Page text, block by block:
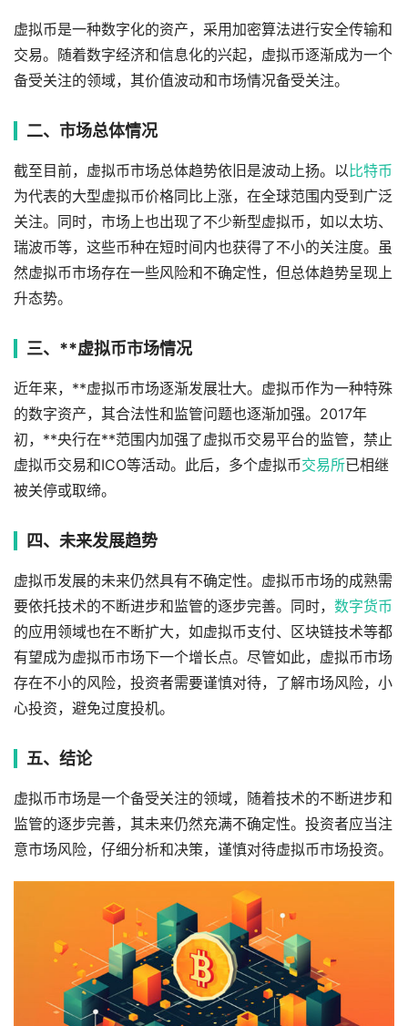
虚拟币是一种数字化的资产，采用加密算法进行安全传输和
交易。随着数字经济和信息化的兴起，虚拟币逐渐成为一个
备受关注的领域，其价值波动和市场情况备受关注。
二、市场总体情况
截至目前，虚拟币市场总体趋势依旧是波动上扬。以 比特币
为代表的大型虚拟币价格同比上涨，在全球范围内受到广泛
关注。同时，市场上也出现了不少新型虚拟币，如以太坊、
瑞波币等，这些币种在短时间内也获得了不小的关注度。虽
然虚拟币市场存在一些风险和不确定性，但总体趋势呈现上
升态势。
三、**虚拟币市场情况
近年来，**虚拟币市场逐渐发展壮大。虚拟币作为一种特殊
的数字资产，其合法性和监管问题也逐渐加强。2017年
初，**央行在**范围内加强了虚拟币交易平台的监管，禁止
虚拟币交易和ICO等活动。此后，多个虚拟币交易所已相继
被关停或取缔。
四、未来发展趋势
虚拟币发展的未来仍然具有不确定性。虚拟币市场的成熟需
要依托技术的不断进步和监管的逐步完善。同时， 数字货币
的应用领域也在不断扩大，如虚拟币支付、区块链技术等都
有望成为虚拟币市场下一个增长点。尽管如此，虚拟币市场
存在不小的风险，投资者需要谨慎对待，了解市场风险，小
心投资，避免过度投机。
五、结论
虚拟币市场是一个备受关注的领域，随着技术的不断进步和
监管的逐步完善，其未来仍然充满不确定性。投资者应当注
意市场风险，仔细分析和决策，谨慎对待虚拟币市场投资。